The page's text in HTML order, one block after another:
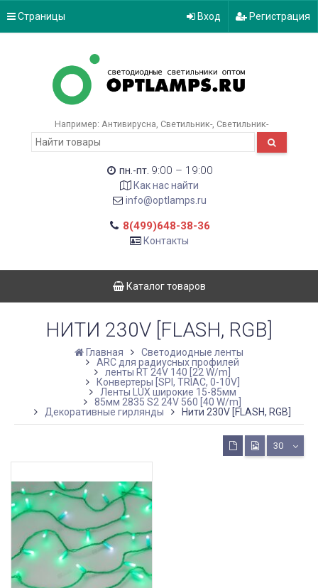
Страницы Вход Регистрация
Например: Антивирусна Светильник- Светильник-
пн.-пт. 9:00 – 19:00
Как нас найти
info@optlamps.ru
8(499)648-38-36
Контакты
Каталог товаров
НИТИ 230V [FLASH, RGB]
Главная
Светодиодные ленты
ARC для радиусных профилей
ленты RT 24V 140 [22 W/m]
Конвертеры [SPI, TRIAC, 0-10V]
Ленты LUX широкие 15-85мм
85мм 2835 S2 24V 560 [40 W/m]
Декоративные гирлянды
Нити 230V [FLASH, RGB]
30